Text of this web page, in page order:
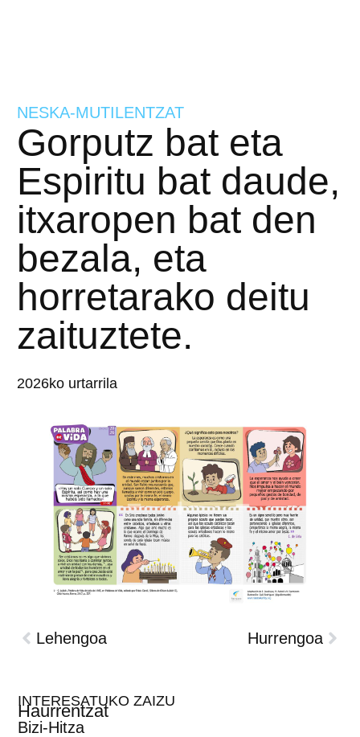
NESKA-MUTILENTZAT
Gorputz bat eta
Espiritu bat daude,
itxaropen bat den
bezala, eta
horretarako deitu
zaituztete.
2026ko urtarrila
Lehengoa Hurrengoa
INTERESATUKO ZAIZU
Haurrentzat
Bizi-Hitza